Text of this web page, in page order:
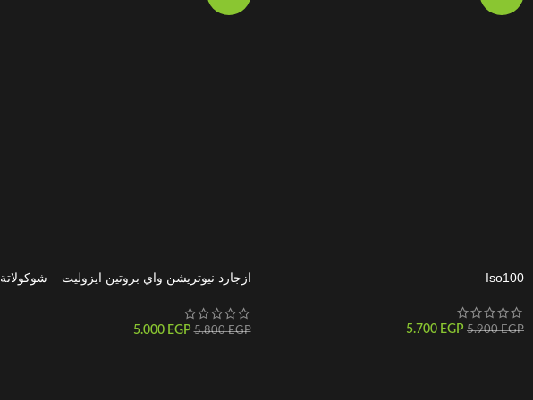
Iso100
5.900EGP
5.700 EGP
ازجارد نيوتريشن واي بروتين ايزوليت – شوكولاتة
5.800EGP
5.000 EGP